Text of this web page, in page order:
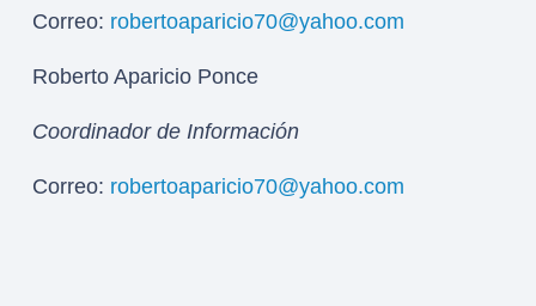
Correo: robertoaparicio70@yahoo.com
Roberto Aparicio Ponce
Coordinador de Información
Correo: robertoaparicio70@yahoo.com